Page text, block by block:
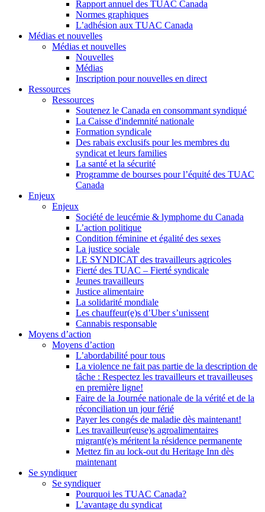
Rapport annuel des TUAC Canada
Normes graphiques
L’adhésion aux TUAC Canada
Médias et nouvelles
Médias et nouvelles
Nouvelles
Médias
Inscription pour nouvelles en direct
Ressources
Ressources
Soutenez le Canada en consommant syndiqué
La Caisse d'indemnité nationale
Formation syndicale
Des rabais exclusifs pour les membres du
syndicat et leurs families
La santé et la sécurité
Programme de bourses pour l’équité des TUAC
Canada
Enjeux
Enjeux
Société de leucémie & lymphome du Canada
L’action politique
Condition féminine et égalité des sexes
La justice sociale
LE SYNDICAT des travailleurs agricoles
Fierté des TUAC – Fierté syndicale
Jeunes travailleurs
Justice alimentaire
La solidarité mondiale
Les chauffeur(e)s d’Uber s’unissent
Cannabis responsable
Moyens d’action
Moyens d’action
L’abordabilité pour tous
La violence ne fait pas partie de la description de
tâche : Respectez les travailleurs et travailleuses
en première ligne!
Faire de la Journée nationale de la vérité et de la
réconciliation un jour férié
Payer les congés de maladie dès maintenant!
Les travailleur(euse)s agroalimentaires
migrant(e)s méritent la résidence permanente
Mettez fin au lock-out du Heritage Inn dès
maintenant
Se syndiquer
Se syndiquer
Pourquoi les TUAC Canada?
L’avantage du syndicat